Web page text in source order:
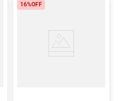
16%OFF